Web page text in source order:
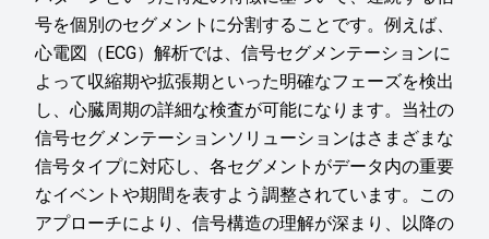
号を個別のセグメントに分割することです。例えば、
心電図（ECG）解析では、信号セグメンテーションに
よって収縮期や拡張期といった明確なフェーズを検出
し、心臓周期の詳細な検査が可能になります。当社の
信号セグメンテーションソリューションはさまざまな
信号タイプに対応し、各セグメントがデータ内の重要
なイベントや期間を表すよう調整されています。この
アプローチにより、信号構造の理解が深まり、以降の